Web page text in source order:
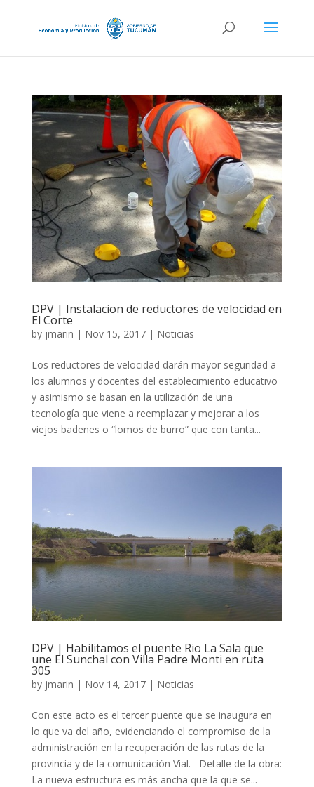
DPV | Instalacion de reductores de velocidad en
El Corte
by jmarin | Nov 15, 2017| Noticias
Los reductores de velocidad darán mayor seguridad a
los alumnos y docentes del establecimiento educativo
y asimismo se basan en la utilización de una
tecnología que viene a reemplazar y mejorar a los
viejos badenes o “lomos de burro” que con tanta...
DPV | Habilitamos el puente Rio La Sala que
une El Sunchal con Villa Padre Monti en ruta
305
by jmarin | Nov 14, 2017| Noticias
Con este acto es el tercer puente que se inaugura en
lo que va del año, evidenciando el compromiso de la
administración en la recuperación de las rutas de la
provincia y de la comunicación Vial. Detalle de la obra:
La nueva estructura es más ancha que la que se...